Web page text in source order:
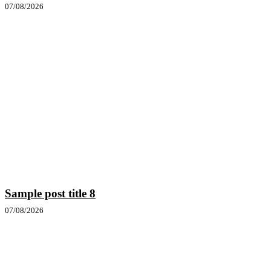
07/08/2026
Sample post title 8
07/08/2026